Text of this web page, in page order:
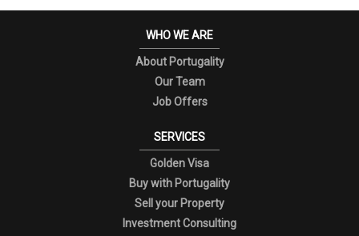
WHO WE ARE
About Portugality
Our Team
Job Offers
SERVICES
Golden Visa
Buy with Portugality
Sell your Property
Investment Consulting